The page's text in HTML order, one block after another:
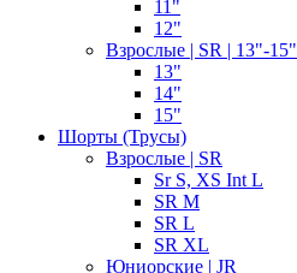
11"
12"
Взрослые | SR | 13"-15"
13"
14"
15"
Шорты (Трусы)
Взрослые | SR
Sr S, XS Int L
SR M
SR L
SR XL
Юниорские | JR